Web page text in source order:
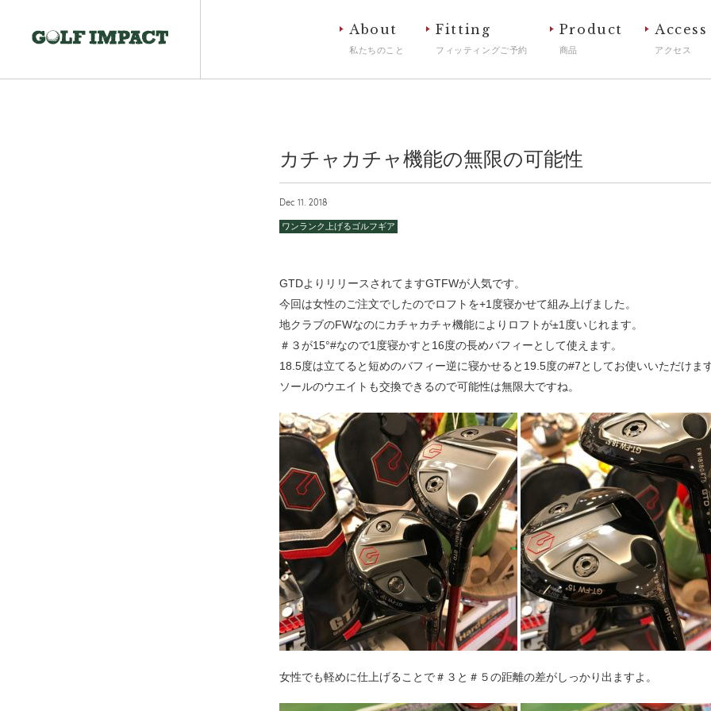
About
私たちのこと
Fitting
フィッティングご予約
Product
商品
Access
アクセス
カチャカチャ機能の無限の可能性
Dec 11. 2018
ワンランク上げるゴルフギア
GTDよりリリースされてますGTFWが人気です。
今回は女性のご注文でしたのでロフトを+1度寝かせて組み上げました。
地クラブのFWなのにカチャカチャ機能によりロフトが±1度いじれます。
＃３が15°#なので1度寝かすと16度の長めバフィーとして使えます。
18.5度は立てると短めのバフィー逆に寝かせると19.5度の#7としてお使いいただけま
ソールのウエイトも交換できるので可能性は無限大ですね。
女性でも軽めに仕上げることで＃３と＃５の距離の差がしっかり出ますよ。